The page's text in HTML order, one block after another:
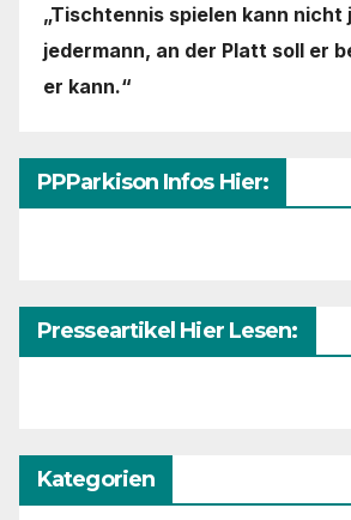
„Tischtennis spielen kann nicht
jedermann, an der Platt soll er
er kann.“
PPParkison Infos Hier:
Presseartikel Hier Lesen:
Kategorien